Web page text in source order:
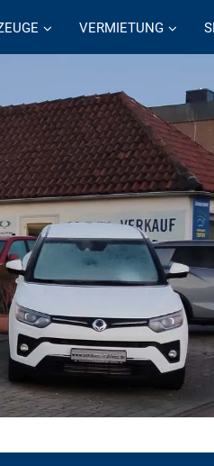
VERMIETUNG